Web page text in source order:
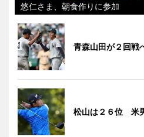
悠仁さま、朝食作りに参加
青森山田が２回
松山は２６位 米